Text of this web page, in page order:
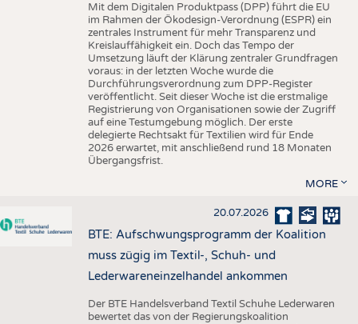
Mit dem Digitalen Produktpass (DPP) führt die EU
im Rahmen der Ökodesign-Verordnung (ESPR) ein
zentrales Instrument für mehr Transparenz und
Kreislauffähigkeit ein. Doch das Tempo der
Umsetzung läuft der Klärung zentraler Grundfragen
voraus: in der letzten Woche wurde die
Durchführungsverordnung zum DPP-Register
veröffentlicht. Seit dieser Woche ist die erstmalige
Registrierung von Organisationen sowie der Zugriff
auf eine Testumgebung möglich. Der erste
delegierte Rechtsakt für Textilien wird für Ende
2026 erwartet, mit anschließend rund 18 Monaten
Übergangsfrist.
MORE
20.07.2026
BTE: Aufschwungsprogramm der Koalition
muss zügig im Textil-, Schuh- und
Lederwareneinzelhandel ankommen
Der BTE Handelsverband Textil Schuhe Lederwaren
bewertet das von der Regierungskoalition